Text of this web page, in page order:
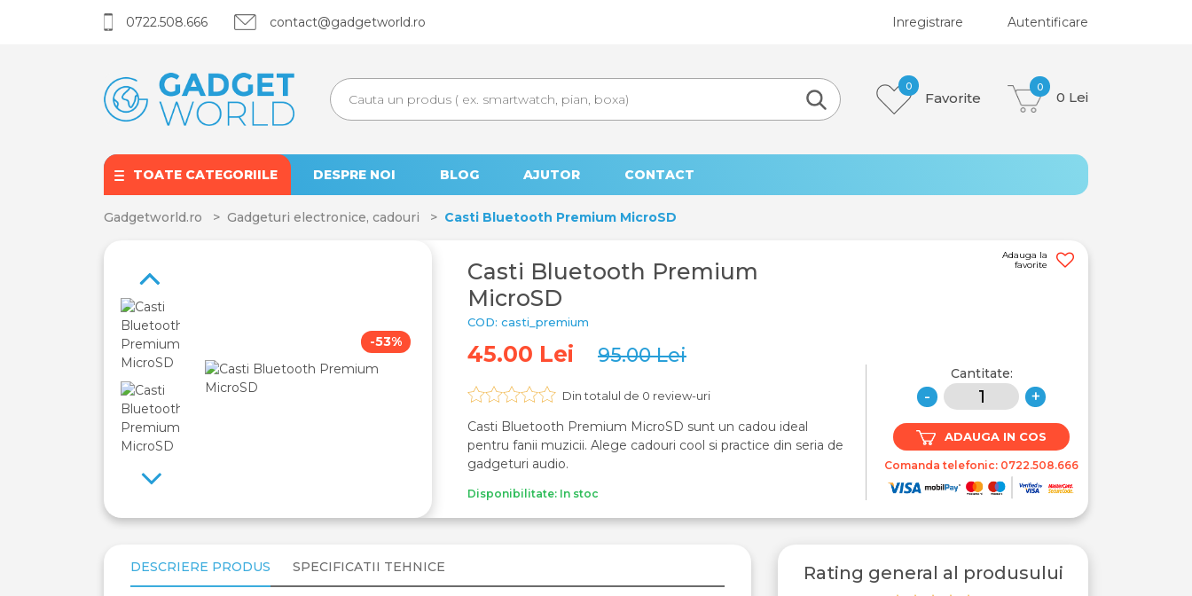
0722.508.666 contact@gadgetworld.ro Inregistrare Autentificare
0
Favorite
0
0 Lei
TOATE CATEGORIILE DESPRE NOI BLOG AJUTOR CONTACT
Gadgetworld.ro Gadgeturi electronice, cadouri Casti Bluetooth Premium MicroSD
Next
-53%
Casti Bluetooth Premium
MicroSD
COD: casti_premium
45.00 Lei 95.00 Lei
Din totalul de 0 review-uri
Casti Bluetooth Premium MicroSD sunt un cadou ideal
pentru fanii muzicii. Alege cadouri cool si practice din seria de
gadgeturi audio.
Disponibilitate: In stoc
Adauga la
favorite
Cantitate:
- +
ADAUGA IN COS
Comanda telefonic: 0722.508.666
DESCRIERE PRODUS SPECIFICATII TEHNICE Rating general al produsului